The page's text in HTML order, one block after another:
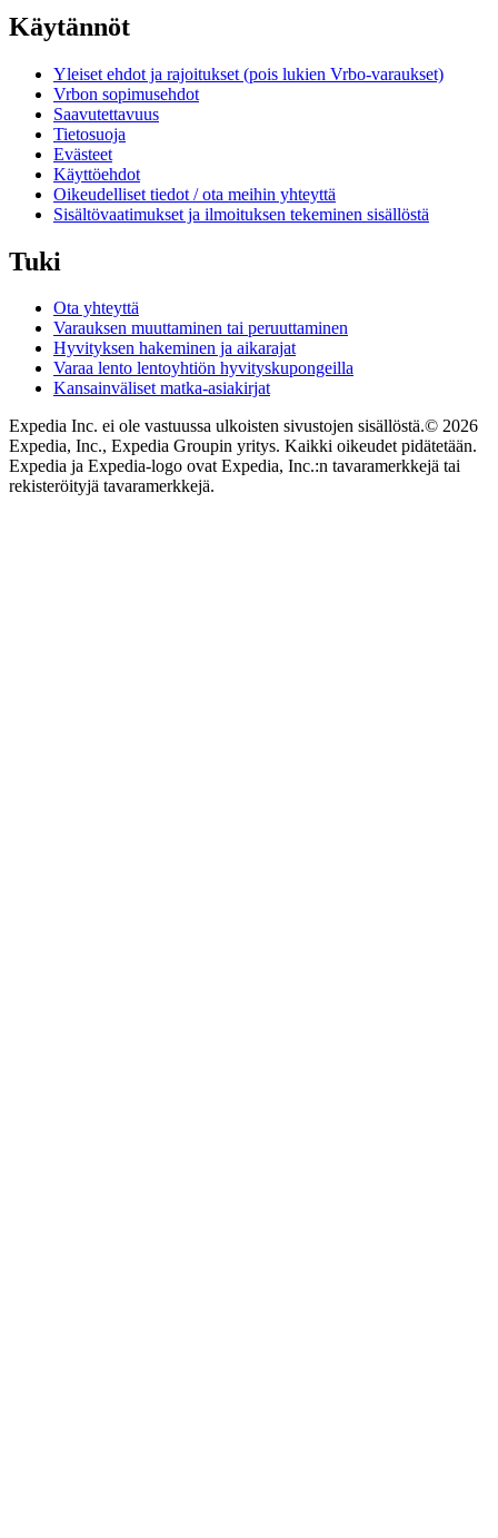
Käytännöt
Yleiset ehdot ja rajoitukset (pois lukien Vrbo-varaukset)
Vrbon sopimusehdot
Saavutettavuus
Tietosuoja
Evästeet
Käyttöehdot
Oikeudelliset tiedot / ota meihin yhteyttä
Sisältövaatimukset ja ilmoituksen tekeminen sisällöstä
Tuki
Ota yhteyttä
Varauksen muuttaminen tai peruuttaminen
Hyvityksen hakeminen ja aikarajat
Varaa lento lentoyhtiön hyvityskupongeilla
Kansainväliset matka-asiakirjat
Expedia Inc. ei ole vastuussa ulkoisten sivustojen sisällöstä.© 2026
Expedia, Inc., Expedia Groupin yritys. Kaikki oikeudet pidätetään.
Expedia ja Expedia-logo ovat Expedia, Inc.:n tavaramerkkejä tai
rekisteröityjä tavaramerkkejä.